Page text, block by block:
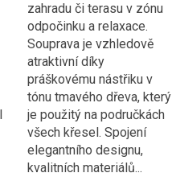
zahradu či terasu v zónu
odpočinku a relaxace.
Souprava je vzhledově
atraktivní díky
práškovému nástřiku v
tónu tmavého dřeva, který
je použitý na područkách
všech křesel. Spojení
elegantního designu,
kvalitních materiálů...